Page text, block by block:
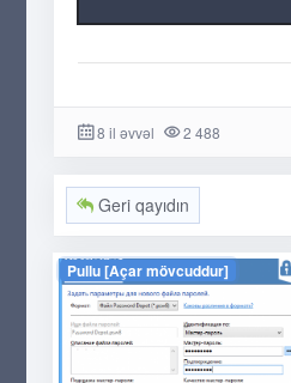
8 il əvvəl 2 488
Geri qayıdın
Pullu [Açar mövcuddur]